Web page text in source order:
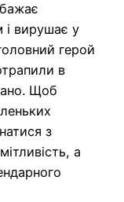
і вирушає у
герой
в
Щоб
з
а